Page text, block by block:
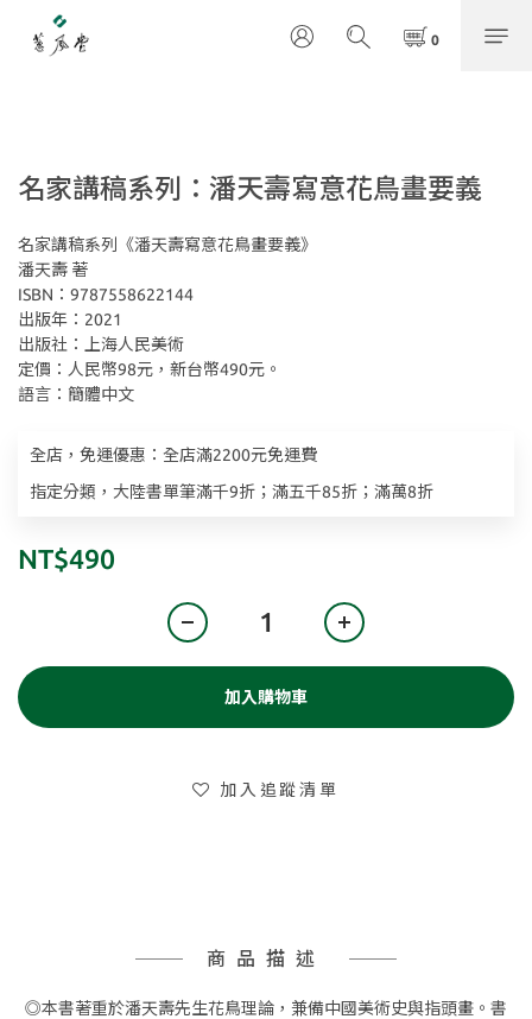
名家講稿系列：潘天壽寫意花鳥畫要義
名家講稿系列《潘天壽寫意花鳥畫要義》
潘天壽 著
ISBN：9787558622144
出版年：2021
出版社：上海人民美術
定價：人民幣98元，新台幣490元。
語言：簡體中文
全店，免運優惠：全店滿2200元免運費
指定分類，大陸書單筆滿千9折；滿五千85折；滿萬8折
NT$490
加入購物車
加入追蹤清單
商品描述
◎本書著重於潘天壽先生花鳥理論，兼備中國美術史與指頭畫。書